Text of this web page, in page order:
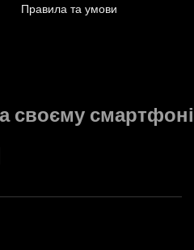
Правила та умови
своєму смартфоні